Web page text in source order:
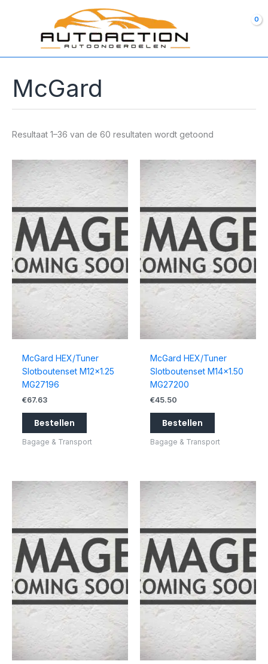
McGard
Resultaat 1–36 van de 60 resultaten wordt getoond
McGard HEX/Tuner
Slotboutenset M12x1.25
MG27196
€67.63
Bestellen
Bagage & Transport
McGard HEX/Tuner
Slotboutenset M14x1.50
MG27200
€45.50
Bestellen
Bagage & Transport